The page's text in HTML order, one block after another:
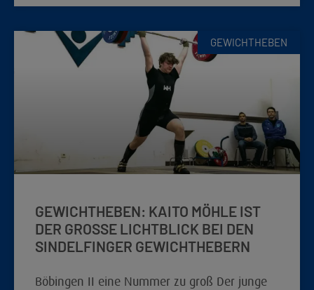
GEWICHTHEBEN
GEWICHTHEBEN: KAITO MÖHLE IST
DER GROSSE LICHTBLICK BEI DEN S
INDELFINGER GEWICHTHEBERN
Böbingen II eine Nummer zu groß Der junge